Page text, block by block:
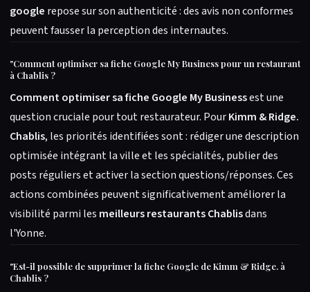
google repose sur son authenticité : des avis non conformes
peuvent fausser la perception des internautes.
"Comment optimiser sa fiche Google My Business pour un restaurant
à Chablis ?
Comment optimiser sa fiche Google My Businessest une
question cruciale pour tout restaurateur. PourKimm & Ridge.
Chablis, les priorités identifiées sont : rédiger une description
optimisée intégrant la ville et les spécialités, publier des
posts réguliers et activer la section questions/réponses. Ces
actions combinées peuvent significativement améliorer la
visibilité parmi les meilleurs restaurants Chablisdans
l'Yonne.
"Est-il possible de supprimer la fiche Google de Kimm & Ridge. à
Chablis ?